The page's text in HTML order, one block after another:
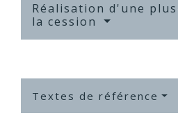
Réalisation d'une
la cession
Textes de référence